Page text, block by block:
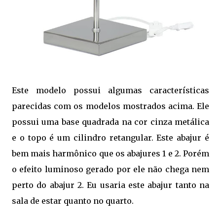
Este modelo possui algumas características
parecidas com os modelos mostrados acima. Ele
possui uma base quadrada na cor cinza metálica
e o topo é um cilindro retangular. Este abajur é
bem mais harmônico que os abajures 1 e 2. Porém
o efeito luminoso gerado por ele não chega nem
perto do abajur 2. Eu usaria este abajur tanto na
sala de estar quanto no quarto.